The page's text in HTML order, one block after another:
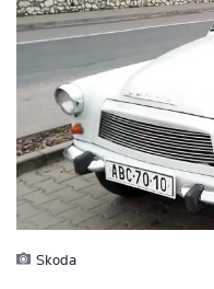
Skoda